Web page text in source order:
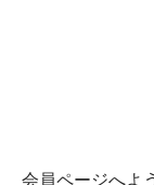
会員ページへよ